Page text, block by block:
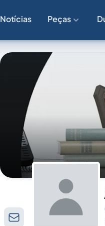
Notícias Peças